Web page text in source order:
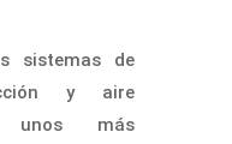
sistemas de
y aire
unos más